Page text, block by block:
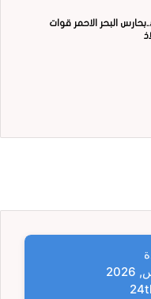
البحر الاحمر قوات